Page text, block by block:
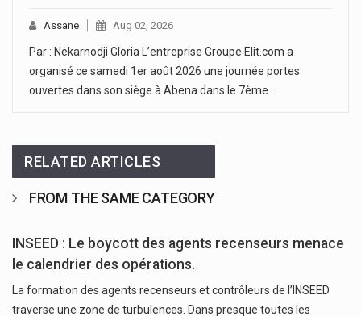
Assane Aug 02, 2026
Par : Nekarnodji Gloria L’entreprise Groupe Elit.com a
organisé ce samedi 1er août 2026 une journée portes
ouvertes dans son siège à Abena dans le 7ème…
RELATED ARTICLES
FROM THE SAME CATEGORY
INSEED : Le boycott des agents recenseurs menace
le calendrier des opérations.
La formation des agents recenseurs et contrôleurs de l’INSEED
traverse une zone de turbulences. Dans presque toutes les